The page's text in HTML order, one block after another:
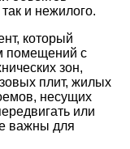
и нежилого.
который
помещений с
зон,
плит, жилых
несущих
или
важны для